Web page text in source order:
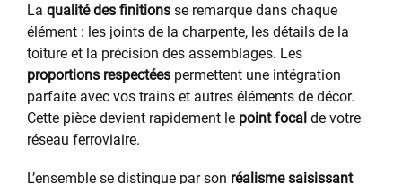
La qualité des finitions se remarque dans chaque
élément : les joints de la charpente, les détails de la
toiture et la précision des assemblages. Les
proportions respectées permettent une intégration
parfaite avec vos trains et autres éléments de décor.
Cette pièce devient rapidement le point focal de votre
réseau ferroviaire.
L’ensemble se distingue par son réalisme saisissant